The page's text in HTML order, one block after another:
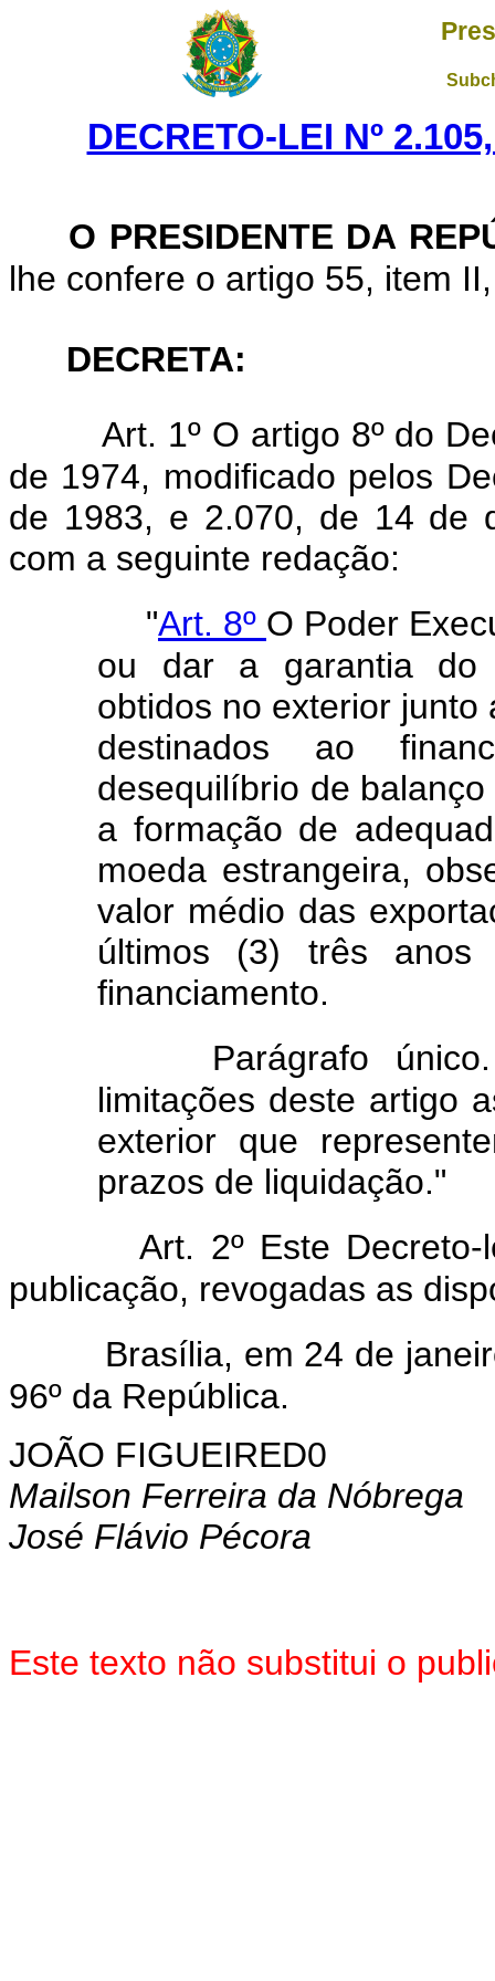
DECRETO-LEI Nº
O PRESIDENTE DA
lhe confere o artigo 55, item
DECRETA:
Art. 1º O artigo 8º do
de 1974, modificado pelos
de 1983, e 2.070, de 14 de
com a seguinte redação:
"Art. 8º O Poder
ou dar a garantia do
obtidos no exterior junto
destinados ao
desequilíbrio de
a formação de
moeda estrangeira,
valor médio das
últimos (3) três anos
financiamento.
Parágrafo
limitações deste artigo
exterior que
prazos de liquidação."
Art. 2º Este Decreto-
publicação, revogadas as
Brasília, em 24 de
96º da República.
JOÃO FIGUEIRED0
Mailson Ferreira da Nóbrega
José Flávio Pécora
Este texto não substitui o